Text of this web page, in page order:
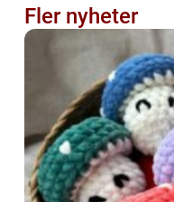
Fler nyheter